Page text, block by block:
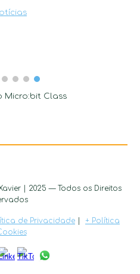
Micro:bit Class
| 2025 — Todos os Direitos
de Privacidade
+ Política